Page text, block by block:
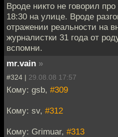
Вроде никто не говорил
18:30 на улице. Вроде
отражении реальности на
журналистки 31 года от
вспомни.
mr.vain »
#324 | 29.08.08 17:57
Кому: gsb, #309
Кому: sv, #312
Кому: Grimuar, #313